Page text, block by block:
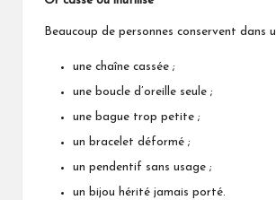
Beaucoup de personnes conservent dans
une chaîne cassée ;
une boucle d’oreille seule ;
une bague trop petite ;
un bracelet déformé ;
un pendentif sans usage ;
un bijou hérité jamais porté.